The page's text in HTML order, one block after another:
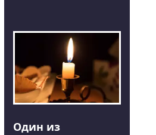
Один из